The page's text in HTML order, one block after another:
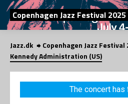
Copenhagen Jazz Festival 2025
Jazz.dk Copenhagen Jazz Festival
Kennedy Administration (US)
The concert has